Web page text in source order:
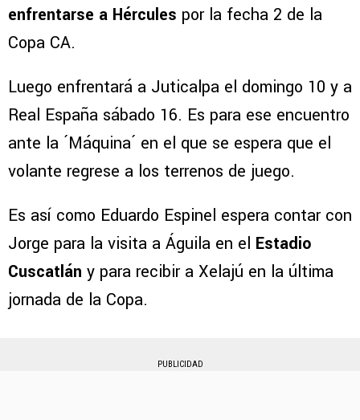
enfrentarse a Hércules por la fecha 2 de la
Copa CA.
Luego enfrentará a Juticalpa el domingo 10 y a
Real España sábado 16. Es para ese encuentro
ante la ´Máquina´ en el que se espera que el
volante regrese a los terrenos de juego.
Es así como Eduardo Espinel espera contar con
Jorge para la visita a Águila en el Estadio
Cuscatlán y para recibir a Xelajú en la última
jornada de la Copa.
PUBLICIDAD